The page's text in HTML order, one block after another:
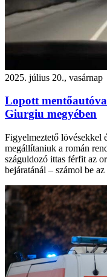
2025. július 20., vasárnap
Lopott
Giurgiu megyében
Figyelmeztető lövésekkel
megállítaniuk a román
száguldozó ittas férfit az
bejáratánál – számol be